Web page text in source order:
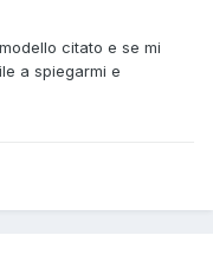
citato e se mi
a spiegarmi e